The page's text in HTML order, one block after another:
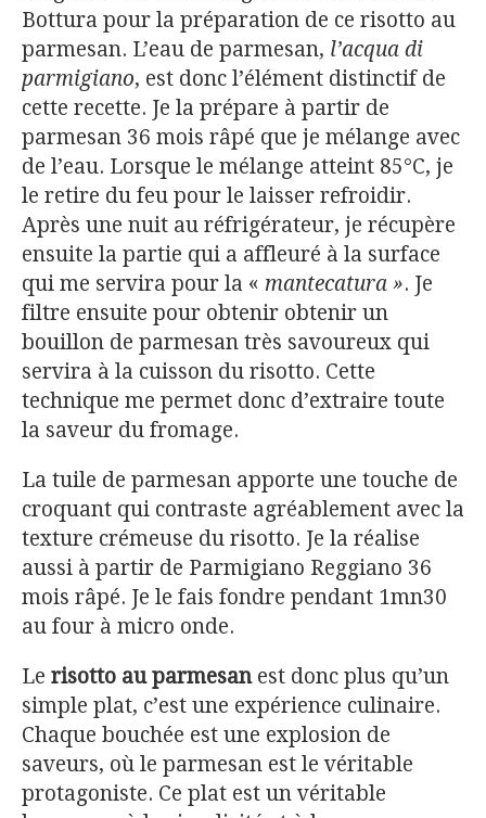
Bottura pour la préparation de ce risotto au
parmesan. L’eau de parmesan, l’acqua di
parmigiano, est donc l’élément distinctif de
cette recette. Je la prépare à partir de
parmesan 36 mois râpé que je mélange avec
de l’eau. Lorsque le mélange atteint 85°C, je
le retire du feu pour le laisser refroidir.
Après une nuit au réfrigérateur, je récupère
ensuite la partie qui a affleuré à la surface
qui me servira pour la « mantecatura ». Je
filtre ensuite pour obtenir obtenir un
bouillon de parmesan très savoureux qui
servira à la cuisson du risotto. Cette
technique me permet donc d’extraire toute
la saveur du fromage.
La tuile de parmesan apporte une touche de
croquant qui contraste agréablement avec la
texture crémeuse du risotto. Je la réalise
aussi à partir de Parmigiano Reggiano 36
mois râpé. Je le fais fondre pendant 1mn30
au four à micro onde.
Le risotto au parmesanest donc plus qu’un
simple plat, c’est une expérience culinaire.
Chaque bouchée est une explosion de
saveurs, où le parmesan est le véritable
protagoniste. Ce plat est un véritable